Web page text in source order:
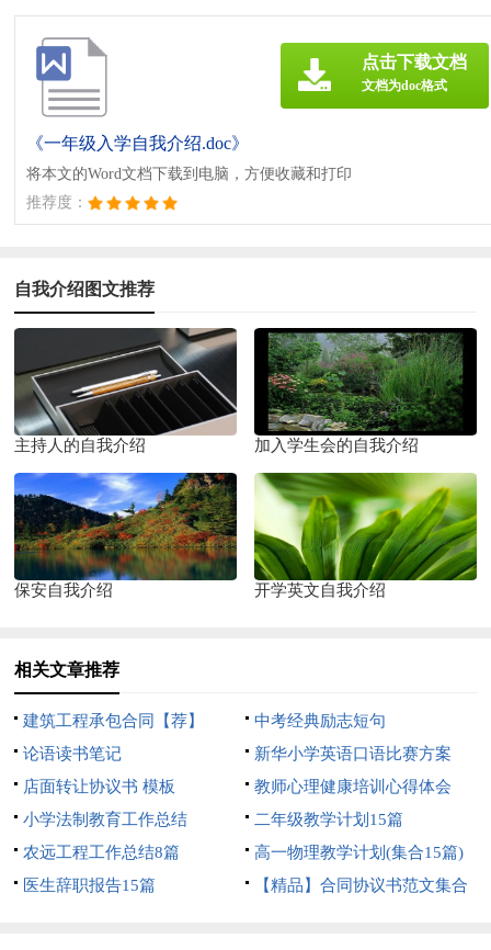
《一年级入学自我介绍.doc》
将本文的Word文档下载到电脑，方便收藏和打印
推荐度：
点击下载文档
文档为doc格式
自我介绍图文推荐
主持人的自我介绍 加入学生会的自我介绍
保安自我介绍 开学英文自我介绍
相关文章推荐
建筑工程承包合同【荐】
中考经典励志短句
论语读书笔记
新华小学英语口语比赛方案
店面转让协议书 模板
教师心理健康培训心得体会
小学法制教育工作总结
二年级教学计划15篇
农远工程工作总结8篇
高一物理教学计划(集合15篇)
医生辞职报告15篇
【精品】合同协议书范文集合